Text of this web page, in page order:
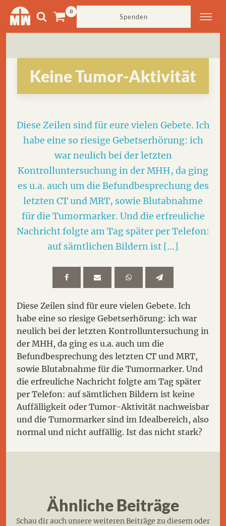
Spenden
Keine Tumor-Aktivität
Diese Zeilen sind für eure vielen Gebete. Ich
habe eine so riesige Gebetserhörung: ich
war neulich bei der letzten
Kontrolluntersuchung in der MHH, da ging
es u.a. auch um die Befundbesprechung des
letzten CT und MRT, sowie Blutabnahme
für die Tumormarker. Und die erfreuliche
Nachricht folgte am Tag später per Telefon:
auf sämtlichen Bildern ist […]
Diese Zeilen sind für eure vielen Gebete. Ich
habe eine so riesige Gebetserhörung: ich war
neulich bei der letzten Kontrolluntersuchung in
der MHH, da ging es u.a. auch um die
Befundbesprechung des letzten CT und MRT,
sowie Blutabnahme für die Tumormarker. Und
die erfreuliche Nachricht folgte am Tag später
per Telefon: auf sämtlichen Bildern ist keine
Auffälligkeit oder Tumor-Aktivität nachweisbar
und die Tumormarker sind im Idealbereich, also
normal und nicht auffällig. Ist das nicht stark?
Ähnliche Beiträge
Schau dir auch unsere weiteren Beiträge zu diesem oder